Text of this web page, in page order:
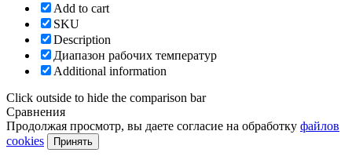
Add to cart
SKU
Description
Диапазон рабочих температур
Additional information
Click outside to hide the comparison bar
Сравнения
Продолжая просмотр, вы даете согласие на обработку файлов
cookies
Принять